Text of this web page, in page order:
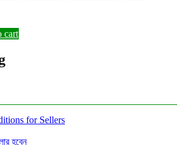
cart
for Sellers
হবেন